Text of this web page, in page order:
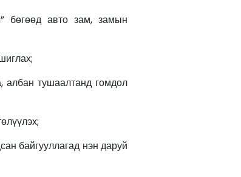
бөгөөд авто зам, замын
тушаалтанд гомдол
байгууллагад нэн даруй